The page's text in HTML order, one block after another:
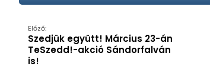
Előző:
Szedjük együtt! Március 23-án
TeSzedd!-akció Sándorfalván
is!